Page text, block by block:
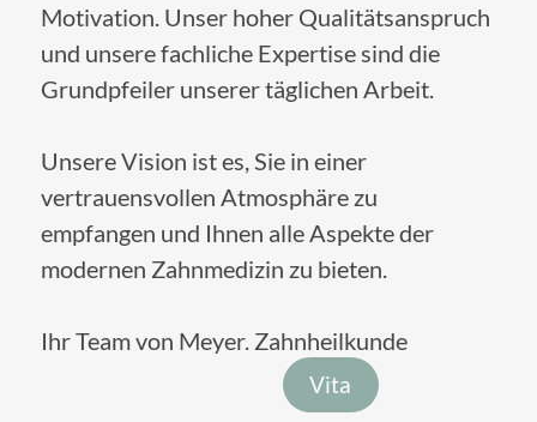
Motivation. Unser hoher Qualitätsanspruch
und unsere fachliche Expertise sind die
Grundpfeiler unserer täglichen Arbeit.
Unsere Vision ist es, Sie in einer
vertrauensvollen Atmosphäre zu
empfangen und Ihnen alle Aspekte der
modernen Zahnmedizin zu bieten.
Ihr Team von Meyer. Zahnheilkunde
Vita